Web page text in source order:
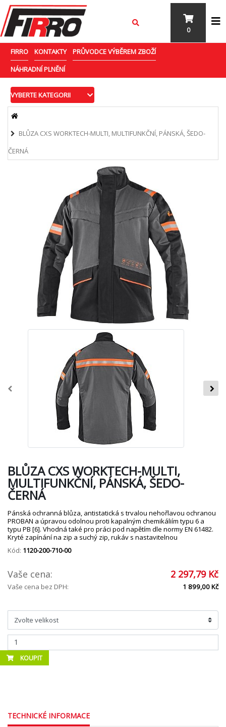
0
FIRRO KONTAKTY
PRŮVODCE VÝBĚREM ZBOŽÍ
NÁHRADNÍ PLNĚNÍ
VYBERTE KATEGORII
BLŮZA CXS WORKTECH-MULTI, MULTIFUNKČNÍ, PÁNSKÁ, ŠEDO-
ČERNÁ
BLŮZA CXS WORKTECH-MULTI,
MULTIFUNKČNÍ, PÁNSKÁ, ŠEDO-
ČERNÁ
Pánská ochranná blůza, antistatická s trvalou nehořlavou ochranou
PROBAN a úpravou odolnou proti kapalným chemikáliím typu 6 a
typu PB [6]. Vhodná také pro práci pod napětím dle normy EN 61482.
Kryté zapínání na zip a suchý zip, rukáv s nastavitelnou
Kód: 1120-200-710-00
Vaše cena: 2 297,79 Kč
Vaše cena bez DPH: 1 899,00 Kč
KOUPIT
TECHNICKÉ INFORMACE